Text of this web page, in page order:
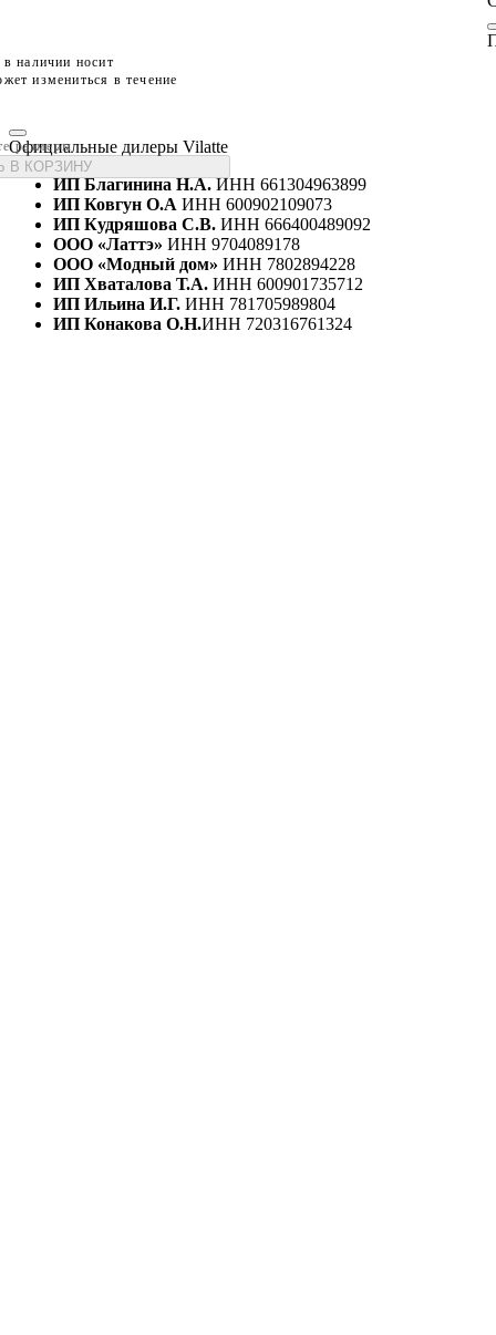
наличии носит
измениться в течение
размеры
В КОРЗИНУ
Официальные дилеры Vilatte
ИП Благинина Н.А.ИНН 661304963899
ИП Ковгун О.А ИНН 600902109073
ИП Кудряшова С.В. ИНН 666400489092
ООО «Латтэ» ИНН 9704089178
ООО «Модный дом» ИНН 7802894228
ИП Хваталова Т.А. ИНН 600901735712
ИП Ильина И.Г. ИНН 781705989804
ИП Конакова О.Н.ИНН 720316761324